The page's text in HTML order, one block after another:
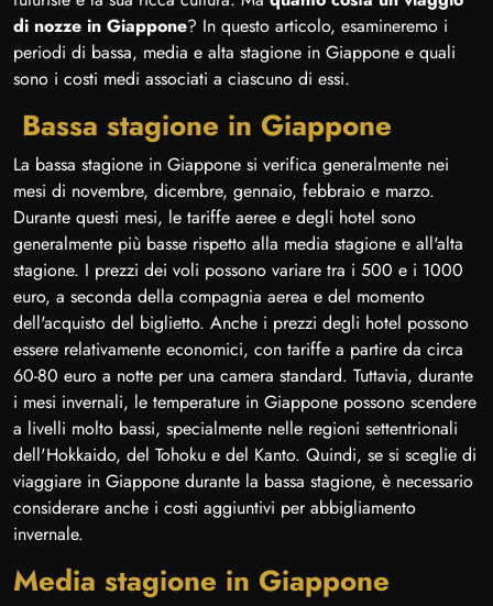
di nozze in Giappone? In questo articolo, esamineremo i
periodi di bassa, media e alta stagione in Giappone e quali
sono i costi medi associati a ciascuno di essi.
Bassa stagione in Giappone
La bassa stagione in Giappone si verifica generalmente nei
mesi di novembre, dicembre, gennaio, febbraio e marzo.
Durante questi mesi, le tariffe aeree e degli hotel sono
generalmente più basse rispetto alla media stagione e all'alta
stagione. I prezzi dei voli possono variare tra i 500 e i 1000
euro, a seconda della compagnia aerea e del momento
dell'acquisto del biglietto. Anche i prezzi degli hotel possono
essere relativamente economici, con tariffe a partire da circa
60-80 euro a notte per una camera standard. Tuttavia, durante
i mesi invernali, le temperature in Giappone possono scendere
a livelli molto bassi, specialmente nelle regioni settentrionali
dell'Hokkaido, del Tohoku e del Kanto. Quindi, se si sceglie di
viaggiare in Giappone durante la bassa stagione, è necessario
considerare anche i costi aggiuntivi per abbigliamento
invernale.
Media stagione in Giappone